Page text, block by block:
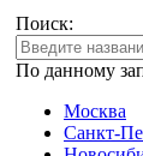
Поиск:
По данному
Москва
Санкт-